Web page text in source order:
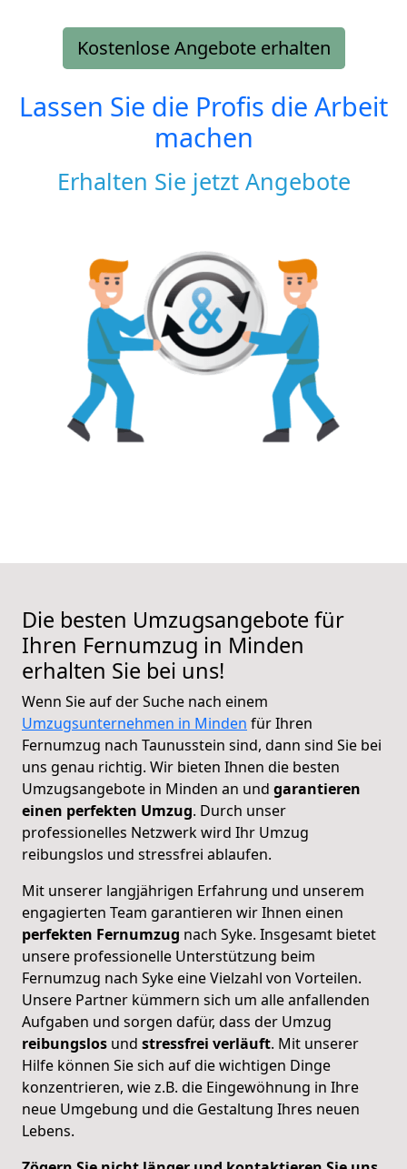
Kostenlose Angebote erhalten
Lassen Sie die Profis die Arbeit
machen
Erhalten Sie jetzt Angebote
Die besten Umzugsangebote für
Ihren Fernumzug in Minden
erhalten Sie bei uns!
Wenn Sie auf der Suche nach einem
Umzugsunternehmen in Minden für Ihren
Fernumzug nach Taunusstein sind, dann sind Sie bei
uns genau richtig. Wir bieten Ihnen die besten
Umzugsangebote in Minden an und garantieren
einen perfekten Umzug. Durch unser
professionelles Netzwerk wird Ihr Umzug
reibungslos und stressfrei ablaufen.
Mit unserer langjährigen Erfahrung und unserem
engagierten Team garantieren wir Ihnen einen
perfekten Fernumzug nach Syke. Insgesamt bietet
unsere professionelle Unterstützung beim
Fernumzug nach Syke eine Vielzahl von Vorteilen.
Unsere Partner kümmern sich um alle anfallenden
Aufgaben und sorgen dafür, dass der Umzug
reibungslos und stressfrei verläuft. Mit unserer
Hilfe können Sie sich auf die wichtigen Dinge
konzentrieren, wie z.B. die Eingewöhnung in Ihre
neue Umgebung und die Gestaltung Ihres neuen
Lebens.